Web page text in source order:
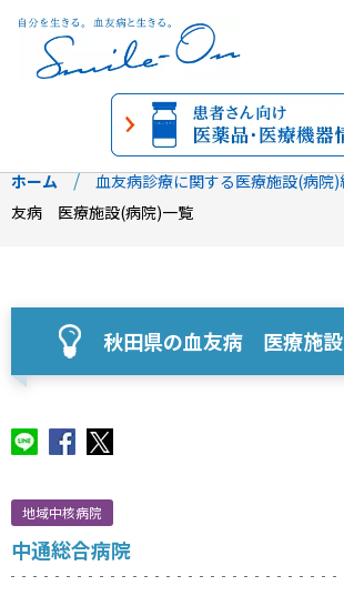
ホーム 血友病診療に関する医療施設(病院)
友病 医療施設(病院)一覧
秋田県の血友病 医療施
地域中核病院
中通総合病院